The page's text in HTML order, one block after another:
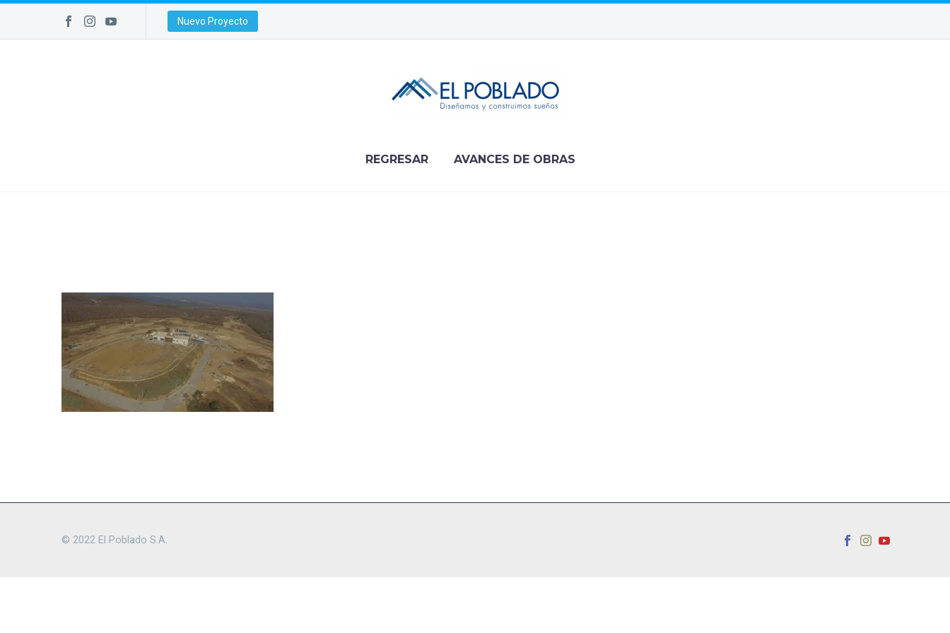
Nuevo Proyecto
REGRESAR AVANCES DE OBRAS
© 2022 El Poblado S.A.